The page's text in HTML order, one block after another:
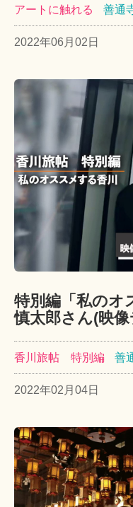
アートに触れる 善通
2022年06月02日
特別編「私の
慎太郎さん(映
香川旅帖 特別編 善
2022年02月04日